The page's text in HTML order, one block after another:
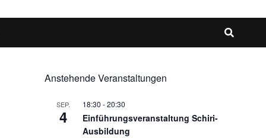
Anstehende Veranstaltungen
SEP.
4
18:30 -20:30
Einführungsveranstaltung Schiri-
Ausbildung